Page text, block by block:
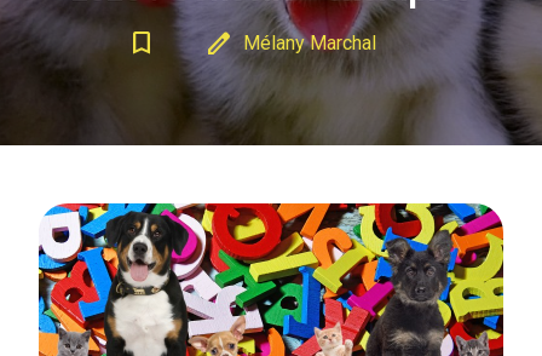
bookmark_border edit Mélany Marchal